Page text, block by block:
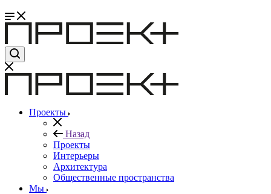
Проекты
Назад
Проекты
Интерьеры
Архитектура
Общественные пространства
Мы